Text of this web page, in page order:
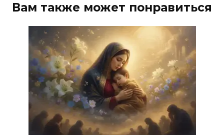
Вам также может понравиться